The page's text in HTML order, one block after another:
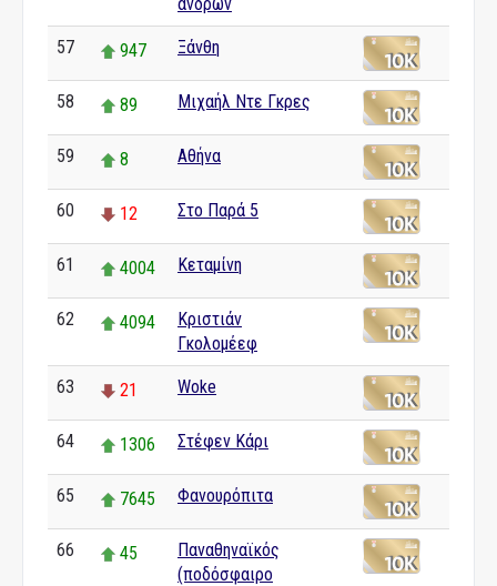
57 947 Ξάνθη
58 89 Μιχαήλ Ντε Γκρες
59 8 Αθήνα
60 12 Στο Παρά 5
61 4004 Κεταμίνη
62 4094
Κριστιάν
Γκολομέεφ
63 21 Woke
64 1306 Στέφεν Κάρι
65 7645 Φανουρόπιτα
66 45
Παναθηναϊκός
(ποδόσφαιρο